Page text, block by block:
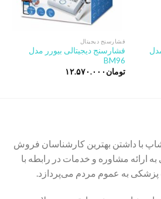
فشارسنج دیجیتال
فشارسنج دیجیتالی بیورر مدل
BM96
تومان ۱۲.۵۷۰.۰۰۰
شاپ با داشتن بهترین کارشناسان فروش
ارائه مشاوره و خدمات در رابطه با
به عموم مردم می‌پردازد.